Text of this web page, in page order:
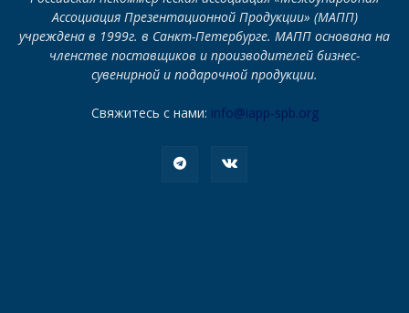
Ассоциация Презентационной Продукции» (МАПП)
учреждена в 1999г. в Санкт-Петербурге. МАПП основана на
членстве поставщиков и производителей бизнес-
сувенирной и подарочной продукции.
Свяжитесь с нами: info@iapp-spb.org